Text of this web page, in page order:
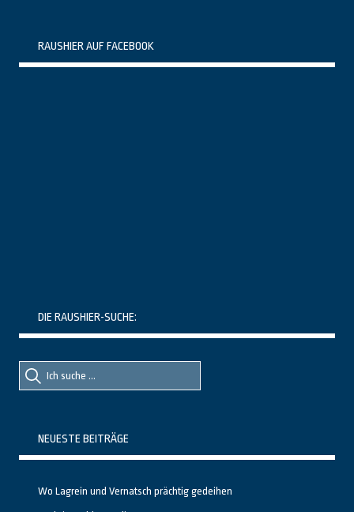
RAUSHIER AUF FACEBOOK
DIE RAUSHIER-SUCHE:
Suche
nach::
Suche
nach:
NEUESTE BEITRÄGE
Wo Lagrein und Vernatsch prächtig gedeihen